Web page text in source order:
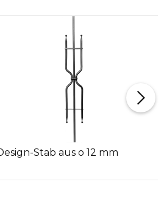
Stab aus o 12 mm